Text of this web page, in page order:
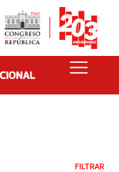
FILTRAR